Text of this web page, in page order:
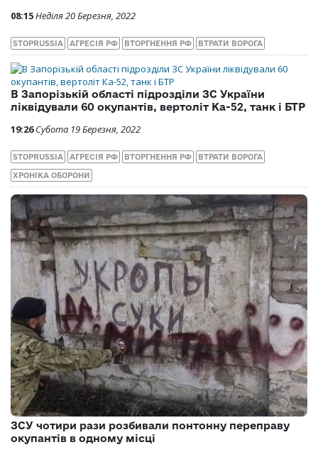
08:15Неділя 20 Березня, 2022
STOPRUSSIA АГРЕСІЯ РФ ВТОРГНЕННЯ РФ ВТРАТИ ВОРОГА
В Запорізькій області підрозділи ЗС України
ліквідували 60 окупантів, вертоліт Ка-52, танк і БТР
19:26 Субота 19 Березня, 2022
STOPRUSSIA АГРЕСІЯ РФ ВТОРГНЕННЯ РФ ВТРАТИ ВОРОГА
ХРОНІКА ОБОРОНИ
ЗСУ чотири рази розбивали понтонну переправу
окупантів в одному місці